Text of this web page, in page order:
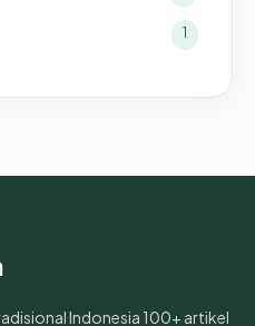
1
Indonesia 100+ artikel